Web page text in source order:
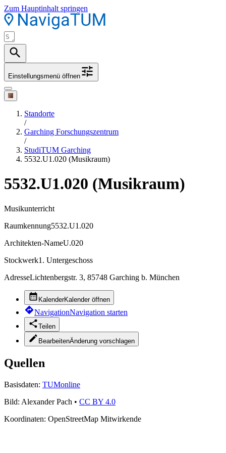
Zum Hauptinhalt springen
Einstellungsmenü öffnen
Standorte
/
Garching Forschungszentrum
/
StudiTUM Garching
5532.U1.020 (Musikraum)
5532.U1.020 (Musikraum)
Musikunterricht
Raumkennung5532.U1.020
Architekten-NameU.020
Stockwerk1. Untergeschoss
AdresseLichtenbergstr. 3, 85748 Garching b. München
KalenderKalender öffnen
NavigationNavigation starten
Teilen
BearbeitenÄnderung vorschlagen
Quellen
Basisdaten: TUMonline
Bild: Alexander Pach • CC BY 4.0
Koordinaten: OpenStreetMap Mitwirkende